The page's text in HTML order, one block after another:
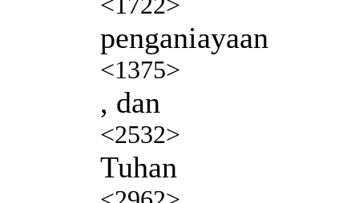
penganiayaan
<1375>
, dan
<2532>
Tuhan